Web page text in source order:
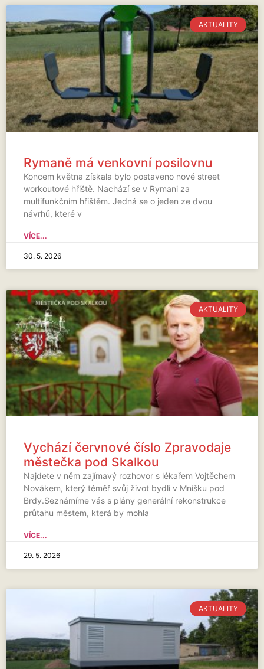
AKTUALITY
Rymaně má venkovní posilovnu
Koncem května získala bylo postaveno nové street
workoutové hřiště. Nachází se v Rymani za
multifunkčním hřištěm. Jedná se o jeden ze dvou
návrhů, které v
VÍCE...
30. 5. 2026
AKTUALITY
Vychází červnové číslo Zpravodaje
městečka pod Skalkou
Najdete v něm zajímavý rozhovor s lékařem Vojtěchem
Novákem, který téměř svůj život bydlí v Mníšku pod
Brdy.Seznámíme vás s plány generální rekonstrukce
průtahu městem, která by mohla
VÍCE...
29. 5. 2026
AKTUALITY